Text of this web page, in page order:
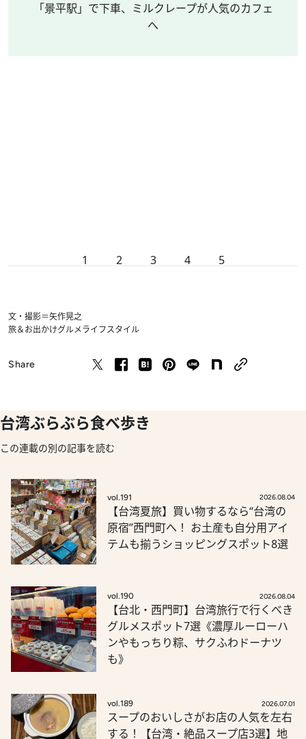
「景平駅」で下車、ミルクレープが人気のカフェ
へ
1 2 3 4 5
文・撮影＝矢作晃之
旅＆お出かけグルメライフスタイル
Share
台湾ぶらぶら食べ歩き
この連載の別の記事を読む
vol.191 2026.08.04
【台湾夏旅】買い物するなら“台湾の
原宿”西門町へ！ お土産も自分用アイ
テムも揃うショッピングスポット8選
vol.190 2026.08.04
【台北・西門町】台湾旅行で行くべき
グルメスポット7選《濃厚ルーローハ
ンやもっちり粽、サクふわドーナツ
も》
vol.189 2026.07.01
スープのおいしさがお店の人気を左右
する！【台湾・絶品スープ店3選】地